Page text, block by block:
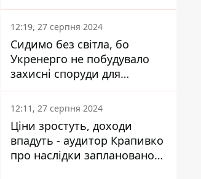
12:19, 27 серпня 2024
Сидимо без світла, бо
Укренерго не побудувало
захисні споруди для
енергетики - нардеп
Кучеренко
12:11, 27 серпня 2024
Ціни зростуть, доходи
впадуть - аудитор Крапивко
про наслідки запланованого